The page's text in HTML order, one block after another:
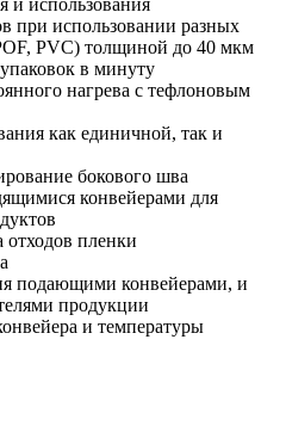
при использовании разных
PVC) толщиной до 40 мкм
в минуту
нагрева с тефлоновым
как единичной, так и
бокового шва
конвейерами для
отходов пленки
подающими конвейерами, и
продукции
и температуры